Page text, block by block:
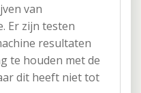
van
Er zijn testen
resultaten
te houden met de
dit heeft niet tot